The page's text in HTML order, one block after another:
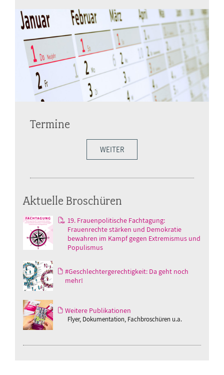
Termine
WEITER
Aktuelle Broschüren
19. Frauenpolitische Fachtagung:
Frauenrechte stärken und Demokratie
bewahren im Kampf gegen Extremismus und
Populismus
#Geschlechtergerechtigkeit: Da geht noch
mehr!
Weitere Publikationen
Flyer, Dokumentation, Fachbroschüren u.a.